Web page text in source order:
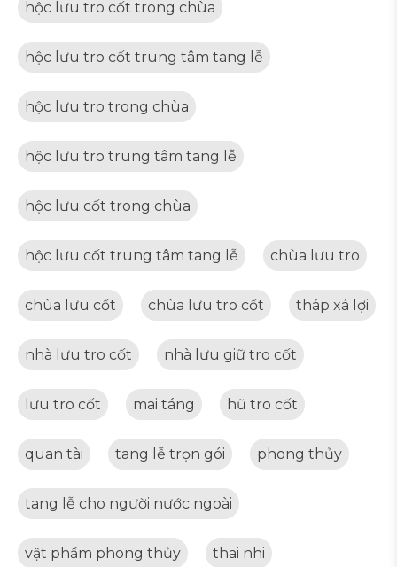
hộc lưu tro cốt trong chùa
hộc lưu tro cốt trung tâm tang lễ
hộc lưu tro trong chùa
hộc lưu tro trung tâm tang lễ
hộc lưu cốt trong chùa
hộc lưu cốt trung tâm tang lễ chùa lưu tro
chùa lưu cốt chùa lưu tro cốt tháp xá lợi
nhà lưu tro cốt nhà lưu giữ tro cốt
lưu tro cốt mai táng hũ tro cốt
quan tài tang lễ trọn gói phong thủy
tang lễ cho người nước ngoài
vật phẩm phong thủy thai nhi